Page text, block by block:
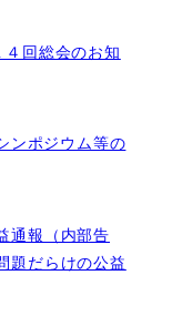
回総会のお知
ンポジウム等の
通報（内部告
題だらけの公益